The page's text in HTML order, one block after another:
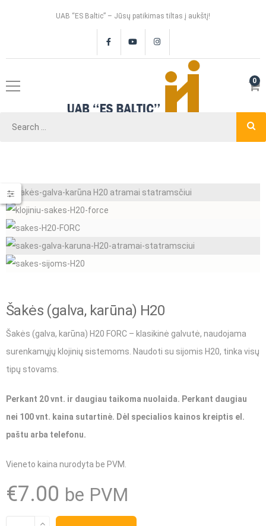
UAB “ES Baltic” – Jūsų patikimas tiltas į aukštį!
0
Šakės (galva, karūna) H20
Šakės (galva, karūna) H20 FORC – klasikinė galvutė, naudojama
surenkamųjų klojinių sistemoms. Naudoti su sijomis H20, tinka visų
tipų stovams.
Perkant 20 vnt. ir daugiau taikoma nuolaida. Perkant daugiau
nei 100 vnt. kaina sutartinė. Dėl specialios kainos kreiptis el.
paštu arba telefonu.
Vieneto kaina nurodyta be PVM.
€7.00 be PVM